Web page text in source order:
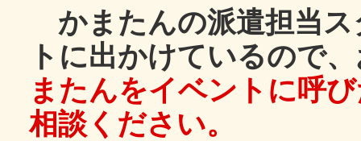
かまたんの派遣担当ス
トに出かけているので
またんをイベントに呼
相談ください。